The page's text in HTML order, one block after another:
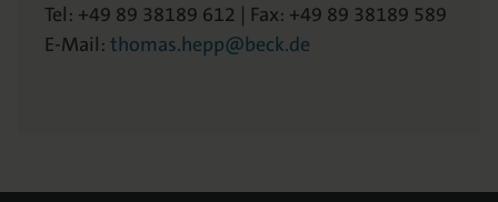
Tel: +49 89 38189 612 | Fax: +49 89 38189 589
E-Mail: thomas.hepp@beck.de